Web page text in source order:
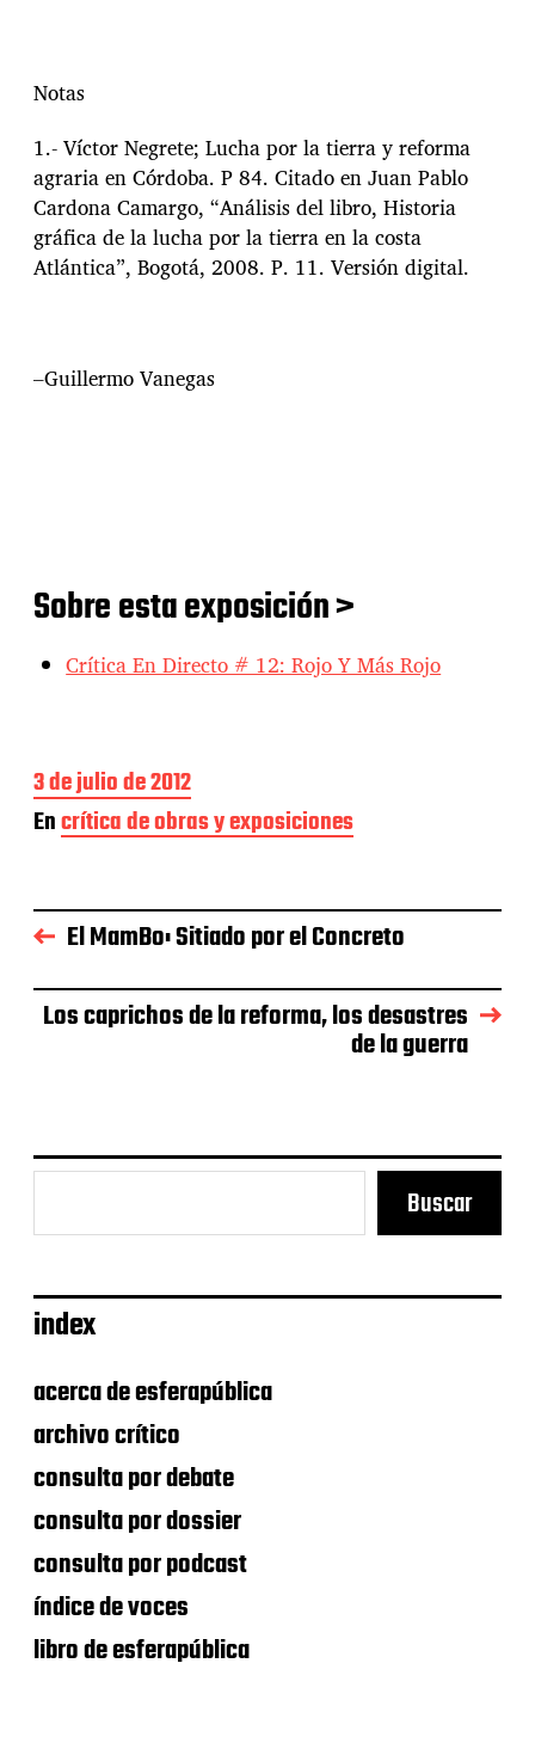
Notas
1.- Víctor Negrete; Lucha por la tierra y reforma
agraria en Córdoba. P 84. Citado en Juan Pablo
Cardona Camargo, “Análisis del libro, Historia
gráfica de la lucha por la tierra en la costa
Atlántica”, Bogotá, 2008. P. 11. Versión digital.
–Guillermo Vanegas
Sobre esta exposición >
Crítica En Directo # 12: Rojo Y Más Rojo
F
e
c
d
e
l
e
3 de julio de 2012
Encrítica de obras y exposiciones
El MamBo: Sitiado por el Concreto
Los caprichos de la reforma, los desastres
de la guerra
Buscar
index
acerca de esferapública
archivo crítico
consulta por debate
consulta por dossier
consulta por podcast
índice de voces
libro de esferapública